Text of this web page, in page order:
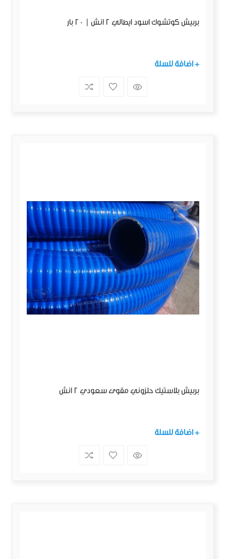
بربيش كوتشوك اسود ايطالي 2 انش | 20 بار
+ اضافة للسلة
بربيش بلاستيك حلزوني مقوى سعودي 2 انش
+ اضافة للسلة